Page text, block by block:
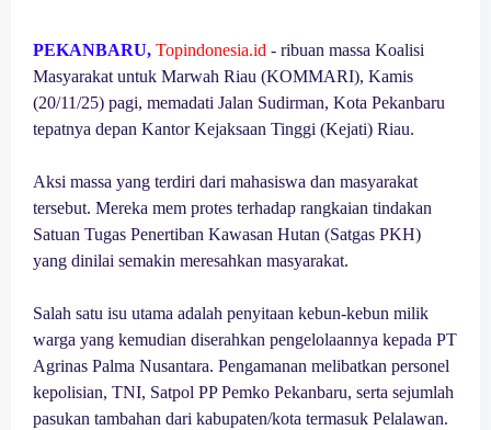
PEKANBARU, Topindonesia.id - ribuan massa Koalisi
Masyarakat untuk Marwah Riau (KOMMARI), Kamis
(20/11/25) pagi, memadati Jalan Sudirman, Kota Pekanbaru
tepatnya depan Kantor Kejaksaan Tinggi (Kejati) Riau.
Aksi massa yang terdiri dari mahasiswa dan masyarakat
tersebut. Mereka mem protes terhadap rangkaian tindakan
Satuan Tugas Penertiban Kawasan Hutan (Satgas PKH)
yang dinilai semakin meresahkan masyarakat.
Salah satu isu utama adalah penyitaan kebun-kebun milik
warga yang kemudian diserahkan pengelolaannya kepada PT
Agrinas Palma Nusantara. Pengamanan melibatkan personel
kepolisian, TNI, Satpol PP Pemko Pekanbaru, serta sejumlah
pasukan tambahan dari kabupaten/kota termasuk Pelalawan.